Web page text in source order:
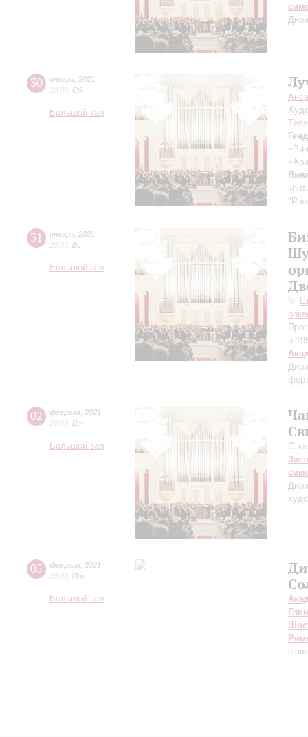
30 января 2021
20:00 Сб
Большой зал
31 января 2021
20:00 Вс
Большой зал
в
02 февраля 2021
20:00 Вт
Большой зал
С
05 февраля 2021
20:00 Пт
Большой зал